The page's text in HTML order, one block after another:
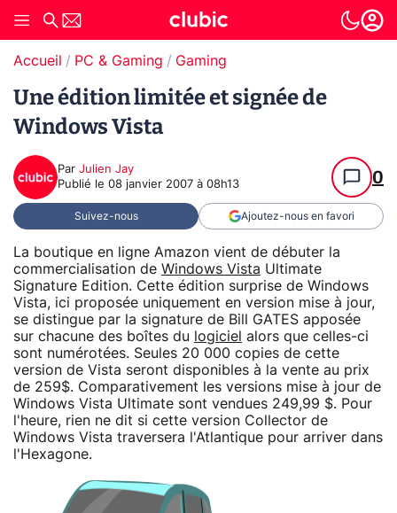
Accueil PC & Gaming Gaming
Une édition limitée et signée de
Windows Vista
Par Julien Jay
Publié le 08 janvier 2007 à 08h13 0
Suivez-nous Ajoutez-nous en favori
La boutique en ligne Amazon vient de débuter la
commercialisation de Windows Vista Ultimate
Signature Edition. Cette édition surprise de Windows
Vista, ici proposée uniquement en version mise à jour,
se distingue par la signature de Bill GATES apposée
sur chacune des boîtes du
logiciel alors que celles-ci
sont numérotées. Seules 20 000 copies de cette
version de Vista seront disponibles à la vente au prix
de 259$. Comparativement les versions mise à jour de
Windows Vista Ultimate sont vendues 249,99 $. Pour
l'heure, rien ne dit si cette version Collector de
Windows Vista traversera l'Atlantique pour arriver dans
l'Hexagone.